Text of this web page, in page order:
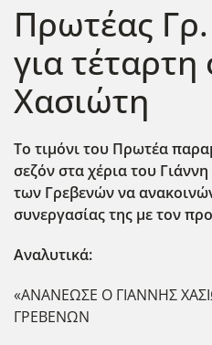
Πρωτέας
για
Χασιώτη
Το τιμόνι του Πρωτέα
σεζόν στα χέρια του
των Γρεβενών να
συνεργασίας της με τον
Αναλυτικά:
«ΑΝΑΝΕΩΣΕ Ο ΓΙΑΝΝΗΣ
ΓΡΕΒΕΝΩΝ